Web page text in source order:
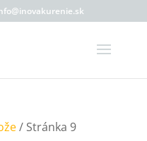
/ Stránka 9